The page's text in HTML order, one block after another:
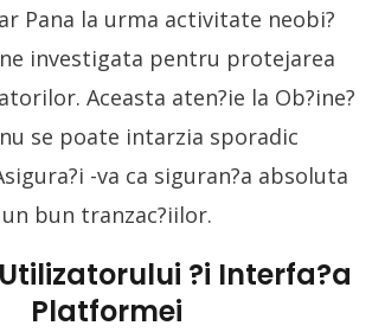
Pana la urma activitate neobi?
investigata pentru protejarea
Aceasta aten?ie la Ob?ine?
se poate intarzia sporadic
-va ca siguran?a absoluta
un bun tranzac?iilor.
?i Interfa?a
Platformei